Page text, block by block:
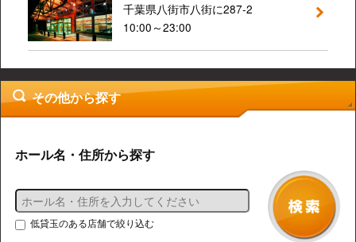
千葉県八街市八街に287-2
10:00～23:00
その他から探す
ホール名・住所から探す
低貸玉のある店舗で絞り込む